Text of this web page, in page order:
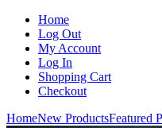
Home
Log Out
My Account
Log In
Shopping Cart
Checkout
HomeNew ProductsFeatured